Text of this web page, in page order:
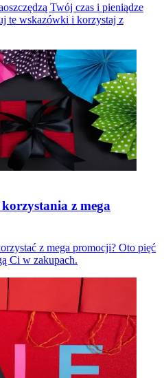
Twój czas i pieniądze
te wskazówki i korzystaj z
z mega
z mega promocji? Oto pięć
Ci w zakupach.